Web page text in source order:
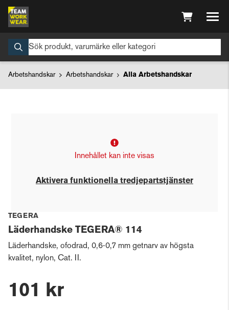
Arbetshandskar Arbetshandskar Alla Arbetshandskar
Innehållet kan inte visas
Aktivera funktionella tredjepartstjänster
TEGERA
Läderhandske TEGERA® 114
Läderhandske, ofodrad, 0,6-0,7 mm getnarv av högsta
kvalitet, nylon, Cat. II.
101 kr